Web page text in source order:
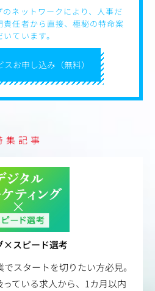
お申し込み（無料）
ネットワークにより、人事だ
任者から直接、極秘の特命案
ています。
集記事
×スピード選考
スタートを切りたい方必見。
ている求人から、1カ月以内